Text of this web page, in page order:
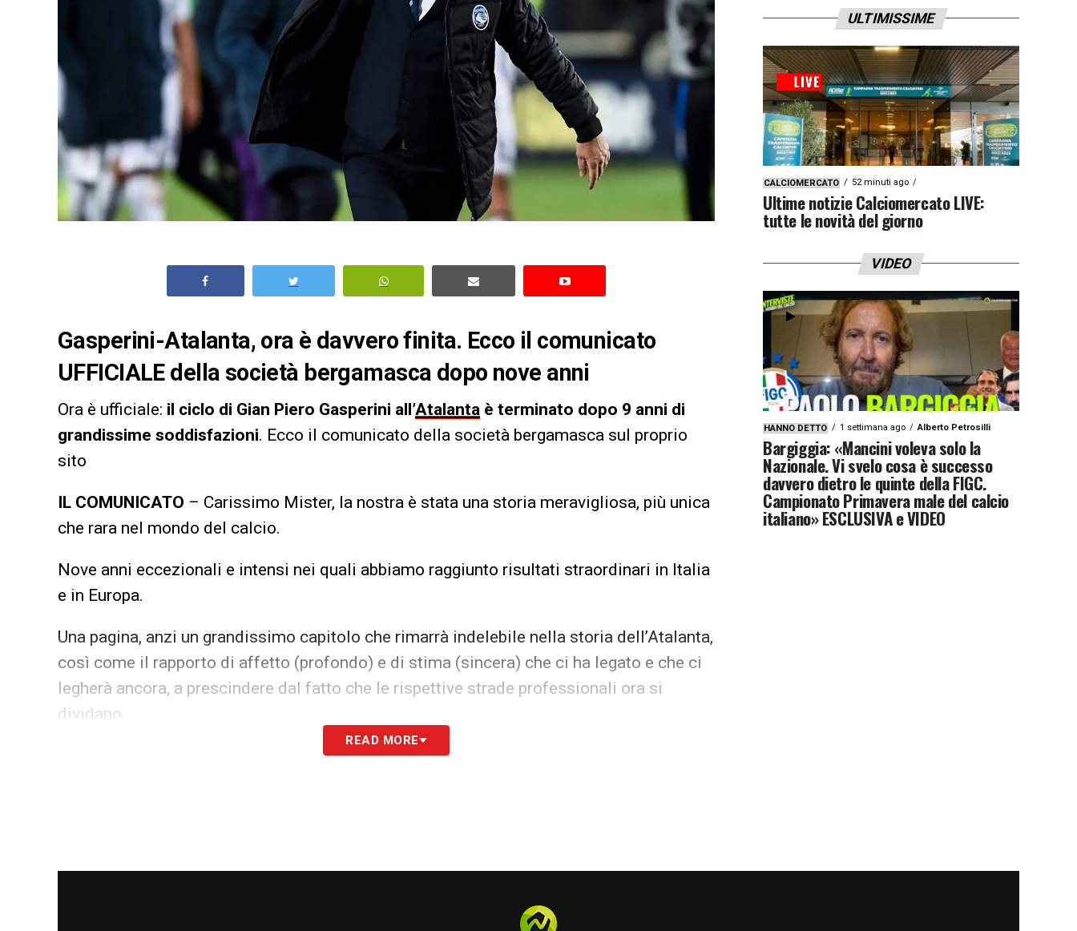
Gasperini-Atalanta, ora è davvero finita. Ecco il comunicato
UFFICIALE della società bergamasca dopo nove anni
Ora è ufficiale: il ciclo di Gian Piero Gasperini all’Atalanta è terminato dopo 9 anni di
grandissime soddisfazioni. Ecco il comunicato della società bergamasca sul proprio
sito
IL COMUNICATO – Carissimo Mister, la nostra è stata una storia meravigliosa, più unica
che rara nel mondo del calcio.
Nove anni eccezionali e intensi nei quali abbiamo raggiunto risultati straordinari in Italia
e in Europa.
Una pagina, anzi un grandissimo capitolo che rimarrà indelebile nella storia dell’Atalanta,
così come il rapporto di affetto (profondo) e di stima (sincera) che ci ha legato e che ci
legherà ancora, a prescindere dal fatto che le rispettive strade professionali ora si
dividano.
Non potremo mai ringraziarla abbastanza per le emozioni che ci ha regalato e per le
ricercare nuovi stimoli, ben sapendo che il nostro rapporto non si interromperà mai e che
READ MORE
ULTIMISSIME
CALCIOMERCATO 52 minuti ago
Ultime notizie Calciomercato LIVE:
tutte le novità del giorno
VIDEO
HANNO DETTO 1 settimana ago Alberto Petrosilli
Bargiggia: «Mancini voleva solo la
Nazionale. Vi svelo cosa è successo
davvero dietro le quinte della FIGC.
Campionato Primavera male del calcio
italiano» ESCLUSIVA e VIDEO